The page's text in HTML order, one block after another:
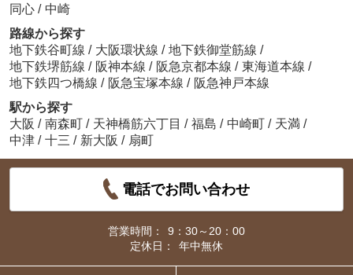
同心 / 中崎
路線から探す
地下鉄谷町線 / 大阪環状線 / 地下鉄御堂筋線 /
地下鉄堺筋線 / 阪神本線 / 阪急京都本線 / 東海道本線 /
地下鉄四つ橋線 / 阪急宝塚本線 / 阪急神戸本線
駅から探す
大阪 / 南森町 / 天神橋筋六丁目 / 福島 / 中崎町 / 天満 /
中津 / 十三 / 新大阪 / 扇町
電話でお問い合わせ
営業時間：
9：30～20：00
定休日：
年中無休